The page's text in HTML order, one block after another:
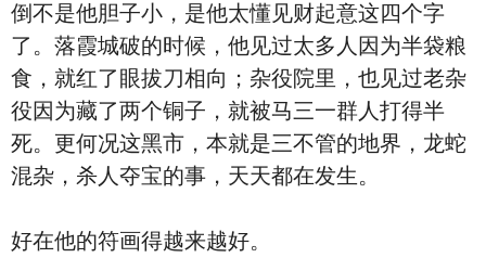
倒不是他胆子小，是他太懂见财起意这四个字
了。落霞城破的时候，他见过太多人因为半袋粮
食，就红了眼拔刀相向；杂役院里，也见过老杂
役因为藏了两个铜子，就被马三一群人打得半
死。更何况这黑市，本就是三不管的地界，龙蛇
混杂，杀人夺宝的事，天天都在发生。
好在他的符画得越来越好。